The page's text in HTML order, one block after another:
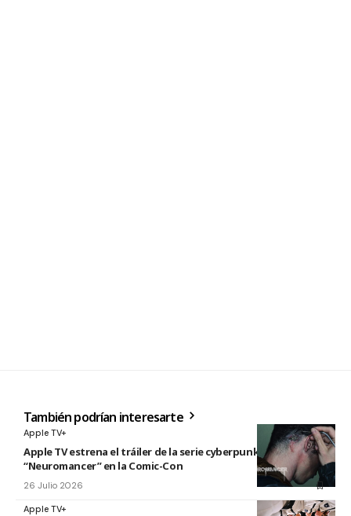
También podrían interesarte
Apple TV+
Apple TV estrena el tráiler de la serie cyberpunk
“Neuromancer” en la Comic-Con
26 Julio 2026
Apple TV+